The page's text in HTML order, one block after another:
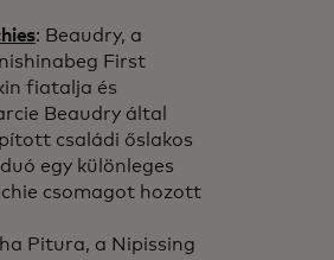
: Beaudry, a
First
fiatalja és
Beaudry által
családi őslakos
egy különleges
csomagot hozott
Pitura, a Nipissing